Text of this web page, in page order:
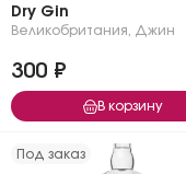
Dry Gin
Великобритания Джин
300 ₽
В корзину
Под заказ